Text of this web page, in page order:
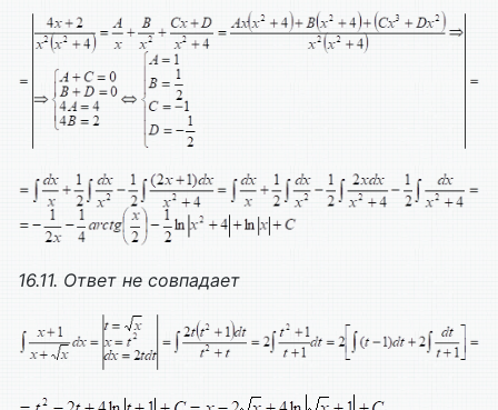
16.11. Ответ не совпадает